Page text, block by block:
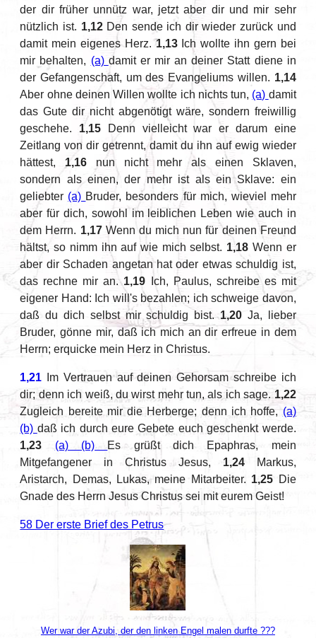
der dir früher unnütz war, jetzt aber dir und mir sehr
nützlich ist. 1,12Den sende ich dir wieder zurück und
damit mein eigenes Herz.1,13Ich wollte ihn gern bei
mir behalten, (a) damit er mir an deiner Statt diene in
der Gefangenschaft, um des Evangeliums willen. 1,14
Aber ohne deinen Willen wollte ich nichts tun, (a) damit
das Gute dir nicht abgenötigt wäre, sondern freiwillig
geschehe. 1,15 Denn vielleicht war er darum eine
Zeitlang von dir getrennt, damit du ihn auf ewig wieder
hättest, 1,16 nun nicht mehr als einen Sklaven,
sondern als einen, der mehr ist als ein Sklave: ein
geliebter (a) Bruder, besonders für mich, wieviel mehr
aber für dich, sowohl im leiblichen Leben wie auch in
dem Herrn. 1,17Wenn du mich nun für deinen Freund
hältst, so nimm ihn auf wie mich selbst. 1,18 Wenn er
aber dir Schaden angetan hat oder etwas schuldig ist,
das rechne mir an.1,19 Ich, Paulus, schreibe es mit
eigener Hand: Ich will's bezahlen; ich schweige davon,
daß du dich selbst mir schuldig bist.1,20 Ja, lieber
Bruder, gönne mir, daß ich mich an dir erfreue in dem
Herrn; erquicke mein Herz in Christus.
1,21 Im Vertrauen auf deinen Gehorsam schreibe ich
dir; denn ich weiß, du wirst mehr tun, als ich sage. 1,22
Zugleich bereite mir die Herberge; denn ich hoffe, (a)
(b) daß ich durch eure Gebete euch geschenkt werde.
1,23
(a) (b)Es grüßt dich Epaphras, mein
Mitgefangener in Christus Jesus, 1,24Markus,
Aristarch, Demas, Lukas, meine Mitarbeiter. 1,25 Die
Gnade des Herrn Jesus Christus sei mit eurem Geist!
58 Der erste Brief des Petrus
Wer war der Azubi, der den linken Engel malen durfte ???